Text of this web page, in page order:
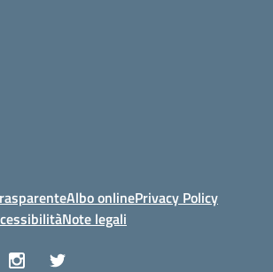
Albo onlinePrivacy Policy
Note legali